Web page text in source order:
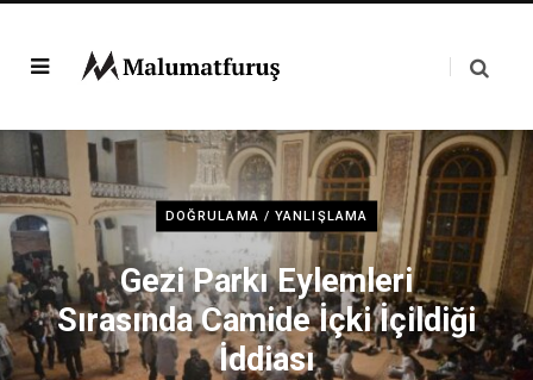
DOĞRULAMA / YANLIŞLAMA
Gezi Parkı Eylemleri
Sırasında Camide İçki İçildiği
İddiası